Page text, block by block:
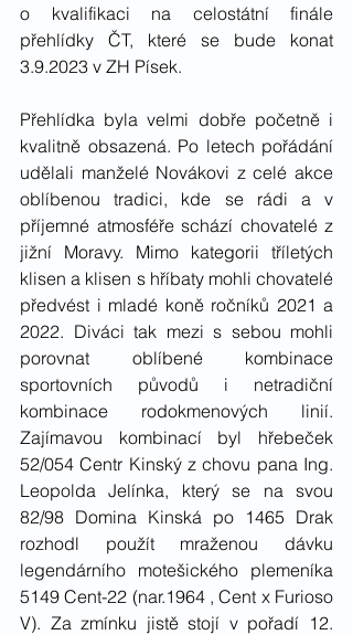
o kvalifikaci na celostátní finále
přehlídky ČT, které se bude konat
3.9.2023 v ZH Písek.
Přehlídka byla velmi dobře početně i
kvalitně obsazená. Po letech pořádání
udělali manželé Novákovi z celé akce
oblíbenou tradici, kde se rádi a v
příjemné atmosféře schází chovatelé z
jižní Moravy. Mimo kategorii tříletých
klisen a klisen s hříbaty mohli chovatelé
předvést i mladé koně ročníků 2021 a
2022. Diváci tak mezi s sebou mohli
porovnat oblíbené kombinace
sportovních původů i netradiční
kombinace rodokmenových linií.
Zajímavou kombinací byl hřebeček
52/054 Centr Kinský z chovu pana Ing.
Leopolda Jelínka, který se na svou
82/98 Domina Kinská po 1465 Drak
rozhodl použít mraženou dávku
legendárního motešického plemeníka
5149 Cent-22 (nar.1964 , Cent x Furioso
V). Za zmínku jistě stojí v pořadí 12.